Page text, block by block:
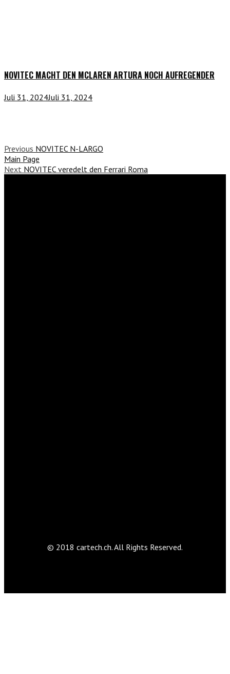
NOVITEC MACHT DEN MCLAREN ARTURA NOCH AUFREGENDER
Juli 31, 2024Juli 31, 2024
Previous NOVITEC N-LARGO
Main Page
Next NOVITEC veredelt den Ferrari Roma
© 2018 cartech.ch. All Rights Reserved.